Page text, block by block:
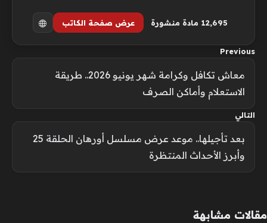
12٬695 مادة منشورة عرض صفحة الكاتب
Previous
معاش تكافل وكرامة شهر يونيو 2026.. طريقة
الاستعلام وأماكن الصرف
التالي
بعد تأجيلها.. موعد عرض مسلسل أورهان الحلقة 25
وأبرز الأحداث المنتظرة
مقالات مشابهة